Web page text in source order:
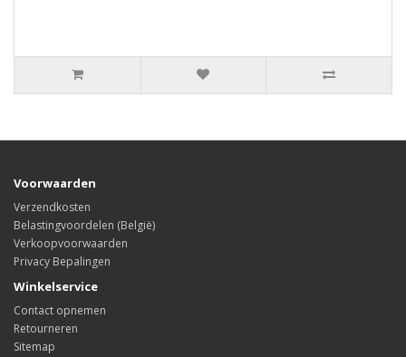
Voorwaarden
Verzendkosten
Belastingvoordelen (België)
Verkoopvoorwaarden
Privacy Bepalingen
Winkelservice
Contact opnemen
Retourneren
Sitemap